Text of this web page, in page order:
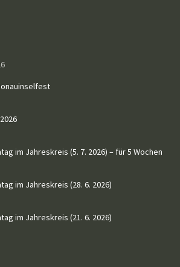
im Jahreskreis (5. 7. 2026) – für 5 Wochen
im Jahreskreis (28. 6. 2026)
im Jahreskreis (21. 6. 2026)